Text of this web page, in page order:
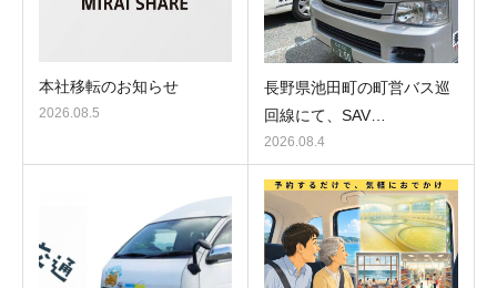
本社移転のお知らせ
2026.08.5
長野県池田町の町営バス巡
回線にて、SAV…
2026.08.4